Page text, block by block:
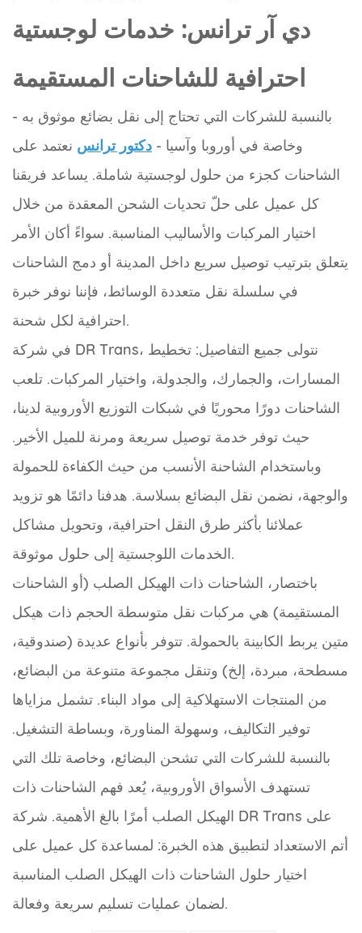
دي آر ترانس: خدمات لوجستية
احترافية للشاحنات المستقيمة
بالنسبة للشركات التي تحتاج إلى نقل بضائع موثوق به -
وخاصة في أوروبا وآسيا - دكتور ترانس نعتمد على
الشاحنات كجزء من حلول لوجستية شاملة. يساعد فريقنا
كل عميل على حلّ تحديات الشحن المعقدة من خلال
اختيار المركبات والأساليب المناسبة. سواءً أكان الأمر
يتعلق بترتيب توصيل سريع داخل المدينة أو دمج الشاحنات
في سلسلة نقل متعددة الوسائط، فإننا نوفر خبرة
احترافية لكل شحنة.
في شركة DR Trans، نتولى جميع التفاصيل: تخطيط
المسارات، والجمارك، والجدولة، واختيار المركبات. تلعب
الشاحنات دورًا محوريًا في شبكات التوزيع الأوروبية لدينا،
حيث توفر خدمة توصيل سريعة ومرنة للميل الأخير.
وباستخدام الشاحنة الأنسب من حيث الكفاءة للحمولة
والوجهة، نضمن نقل البضائع بسلاسة. هدفنا دائمًا هو تزويد
عملائنا بأكثر طرق النقل احترافية، وتحويل مشاكل
الخدمات اللوجستية إلى حلول موثوقة.
باختصار، الشاحنات ذات الهيكل الصلب (أو الشاحنات
المستقيمة) هي مركبات نقل متوسطة الحجم ذات هيكل
متين يربط الكابينة بالحمولة. تتوفر بأنواع عديدة (صندوقية،
مسطحة، مبردة، إلخ) وتنقل مجموعة متنوعة من البضائع،
من المنتجات الاستهلاكية إلى مواد البناء. تشمل مزاياها
توفير التكاليف، وسهولة المناورة، وبساطة التشغيل.
بالنسبة للشركات التي تشحن البضائع، وخاصة تلك التي
تستهدف الأسواق الأوروبية، يُعد فهم الشاحنات ذات
الهيكل الصلب أمرًا بالغ الأهمية. شركة DR Trans على
أتم الاستعداد لتطبيق هذه الخبرة: لمساعدة كل عميل على
اختيار حلول الشاحنات ذات الهيكل الصلب المناسبة
لضمان عمليات تسليم سريعة وفعالة.